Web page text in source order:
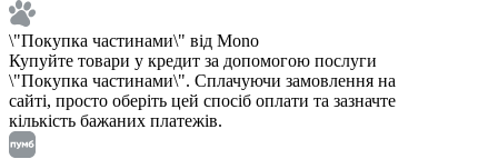
\"Покупка частинами\" від Mono
Купуйте товари у кредит за допомогою послуги
\"Покупка частинами\". Сплачуючи замовлення на
сайті, просто оберіть цей спосіб оплати та зазначте
кількість бажаних платежів.